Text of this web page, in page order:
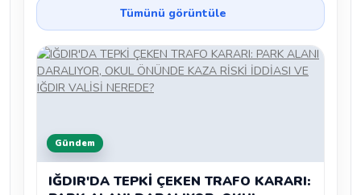
Tümünü görüntüle
Gündem
IĞDIR'DA TEPKİ ÇEKEN TRAFO KARARI: